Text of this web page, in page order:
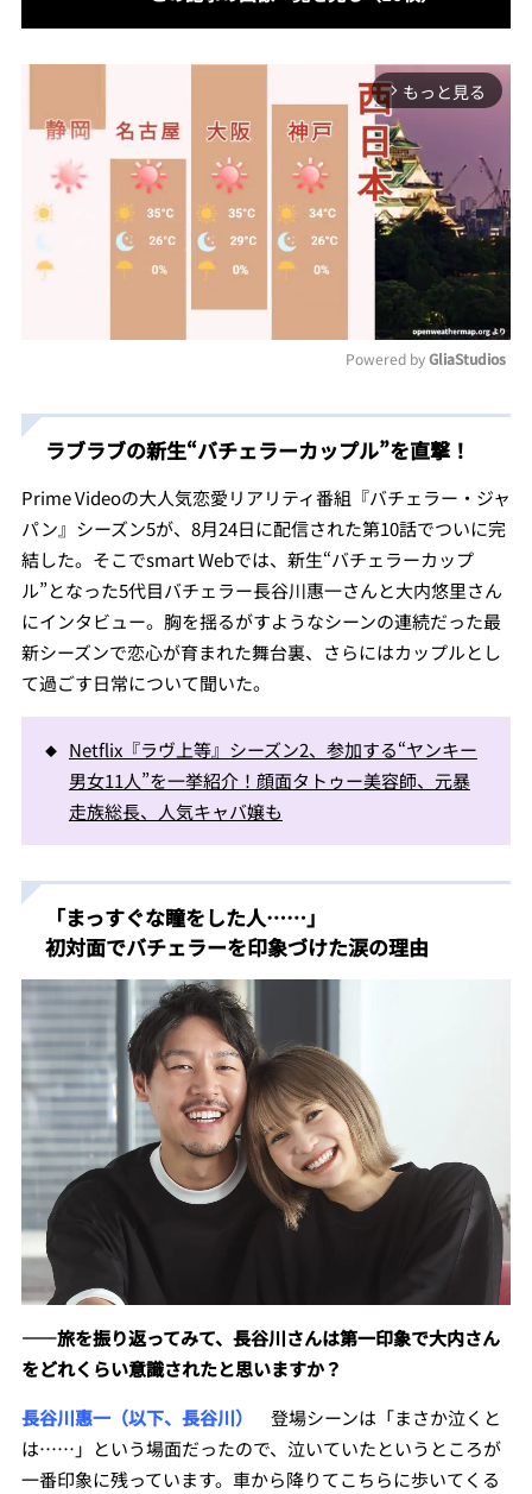
arrow_forward_ios もっと見る
Powered by GliaStudios
ラブラブの新生“バチェラーカップル”を直撃！
Prime Videoの大人気恋愛リアリティ番組『バチェラー・ジャ
パン』シーズン5が、8月24日に配信された第10話でついに完
結した。そこでsmart Webでは、新生“バチェラーカップ
ル”となった5代目バチェラー長谷川惠一さんと大内悠里さん
にインタビュー。胸を揺るがすようなシーンの連続だった最
新シーズンで恋心が育まれた舞台裏、さらにはカップルとし
て過ごす日常について聞いた。
Netflix『ラヴ上等』シーズン2、参加する“ヤンキー
男女11人”を一挙紹介！顔面タトゥー美容師、元暴
走族総長、人気キャバ嬢も
「まっすぐな瞳をした人……」
初対面でバチェラーを印象づけた涙の理由
――旅を振り返ってみて、長谷川さんは第一印象で大内さん
をどれくらい意識されたと思いますか？
長谷川惠一（以下、長谷川）
登場シーンは「まさか泣くと
は……」という場面だったので、泣いていたというところが
一番印象に残っています。車から降りてこちらに歩いてくる